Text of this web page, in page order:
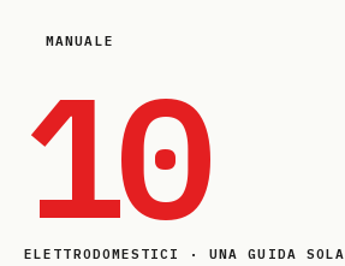
MANUALE
10
ELETTRODOMESTICI · UNA GUIDA SOLA